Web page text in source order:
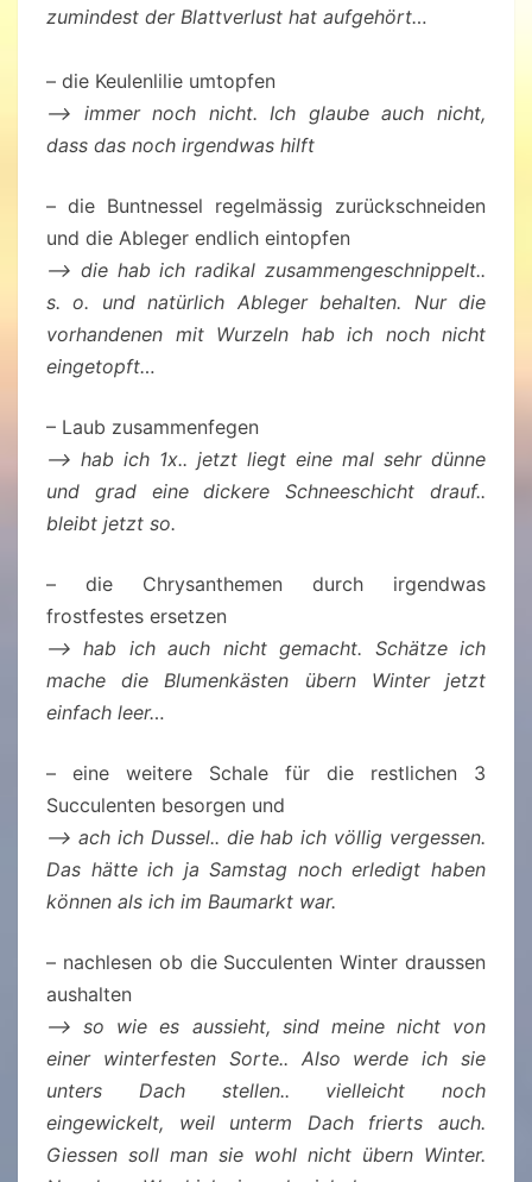
zumindest der Blattverlust hat aufgehört…
– die Keulenlilie umtopfen
–> immer noch nicht. Ich glaube auch nicht,
dass das noch irgendwas hilft
– die Buntnessel regelmässig zurückschneiden
und die Ableger endlich eintopfen
–> die hab ich radikal zusammengeschnippelt..
s. o. und natürlich Ableger behalten. Nur die
vorhandenen mit Wurzeln hab ich noch nicht
eingetopft…
– Laub zusammenfegen
–> hab ich 1x.. jetzt liegt eine mal sehr dünne
und grad eine dickere Schneeschicht drauf..
bleibt jetzt so.
– die Chrysanthemen durch irgendwas
frostfestes ersetzen
–> hab ich auch nicht gemacht. Schätze ich
mache die Blumenkästen übern Winter jetzt
einfach leer…
– eine weitere Schale für die restlichen 3
Succulenten besorgen und
–> ach ich Dussel.. die hab ich völlig vergessen.
Das hätte ich ja Samstag noch erledigt haben
können als ich im Baumarkt war.
– nachlesen ob die Succulenten Winter draussen
aushalten
–> so wie es aussieht, sind meine nicht von
einer winterfesten Sorte.. Also werde ich sie
unters Dach stellen.. vielleicht noch
eingewickelt, weil unterm Dach frierts auch.
Giessen soll man sie wohl nicht übern Winter.